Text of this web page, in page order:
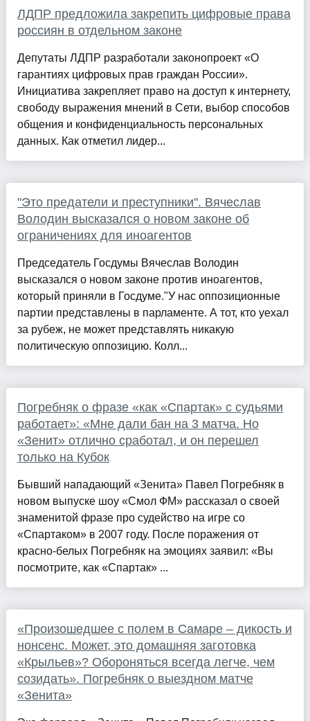
ЛДПР предложила закрепить цифровые права
россиян в отдельном законе
Депутаты ЛДПР разработали законопроект «О
гарантиях цифровых прав граждан России».
Инициатива закрепляет право на доступ к интернету,
свободу выражения мнений в Сети, выбор способов
общения и конфиденциальность персональных
данных. Как отметил лидер...
"Это предатели и преступники". Вячеслав
Володин высказался о новом законе об
ограничениях для иноагентов
Председатель Госдумы Вячеслав Володин
высказался о новом законе против иноагентов,
который приняли в Госдуме."У нас оппозиционные
партии представлены в парламенте. А тот, кто уехал
за рубеж, не может представлять никакую
политическую оппозицию. Колл...
Погребняк о фразе «как «Спартак» с судьями
работает»: «Мне дали бан на 3 матча. Но
«Зенит» отлично сработал, и он перешел
только на Кубок
Бывший нападающий «Зенита» Павел Погребняк в
новом выпуске шоу «Смол ФМ» рассказал о своей
знаменитой фразе про судейство на игре со
«Спартаком» в 2007 году. После поражения от
красно-белых Погребняк на эмоциях заявил: «Вы
посмотрите, как «Спартак» ...
«Произошедшее с полем в Самаре – дикость и
нонсенс. Может, это домашняя заготовка
«Крыльев»? Обороняться всегда легче, чем
созидать». Погребняк о выездном матче
«Зенита»